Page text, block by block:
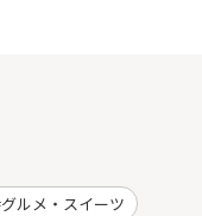
グルメ・スイーツ